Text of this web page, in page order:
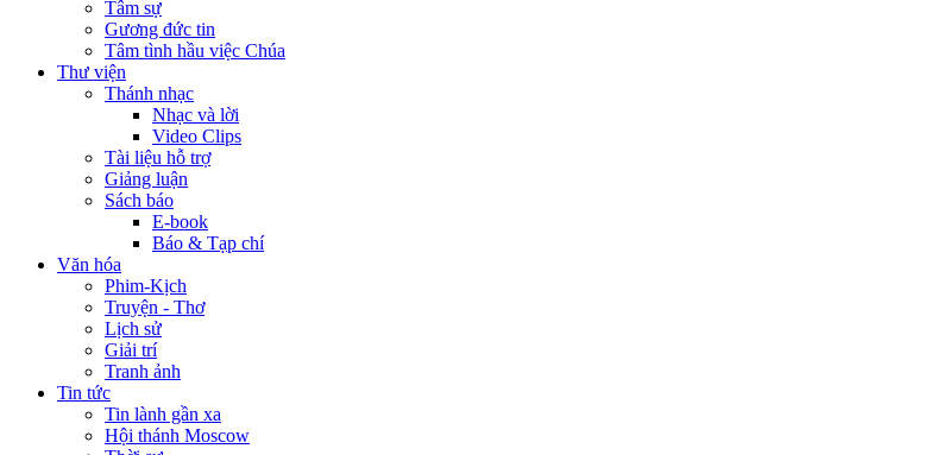
Tâm sự
Gương đức tin
Tâm tình hầu việc Chúa
Thư viện
Thánh nhạc
Nhạc và lời
Video Clips
Tài liệu hỗ trợ
Giảng luận
Sách báo
E-book
Báo & Tạp chí
Văn hóa
Phim-Kịch
Truyện - Thơ
Lịch sử
Giải trí
Tranh ảnh
Tin tức
Tin lành gần xa
Hội thánh Moscow